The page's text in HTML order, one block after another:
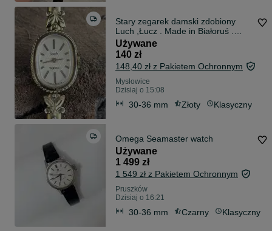
Stary zegarek damski zdobiony
Luch ,Łucz . Made in Białoruś .
Vintage
Używane
140 zł
148,40 zł z Pakietem Ochronnym
Mysłowice
Dzisiaj o 15:08
30-36 mm Złoty Klasyczny
Omega Seamaster watch
Używane
1 499 zł
1 549 zł z Pakietem Ochronnym
Pruszków
Dzisiaj o 16:21
30-36 mm Czarny Klasyczny